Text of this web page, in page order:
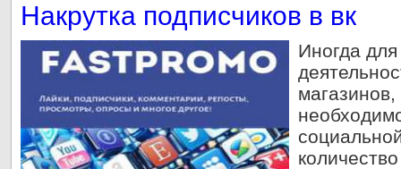
Накрутка подписчиков в вк
Иногда